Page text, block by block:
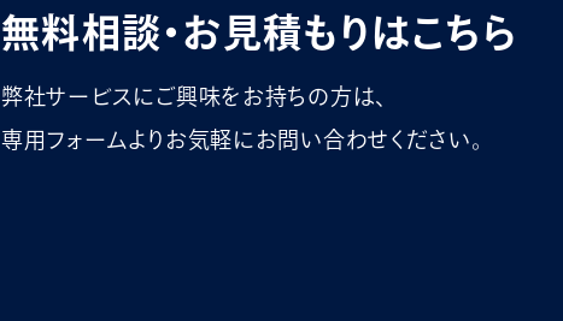
無料相談・お見積もりはこちら
弊社サービスにご興味をお持ちの方は、
専用フォームよりお気軽にお問い合わせください。